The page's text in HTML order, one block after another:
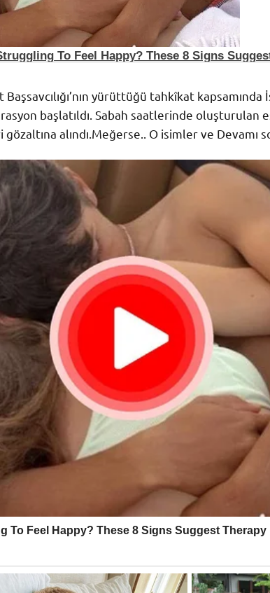
yürüttüğü tahkîkat
başlatıldı. Sabah saatlerinde oluşturulan
alındı.Meğerse.. O isimler ve Devamı